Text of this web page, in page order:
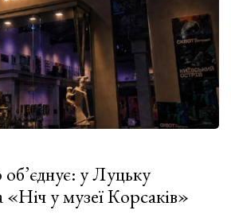
у Луцьку
у музеї Корсаків»